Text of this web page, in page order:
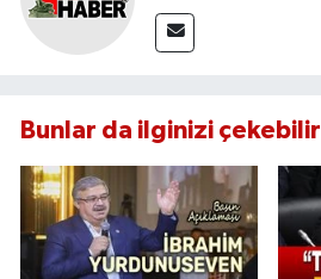
Bunlar da ilginizi çekebilir